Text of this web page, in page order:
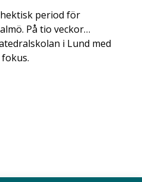
period för
På tio veckor
i Lund med